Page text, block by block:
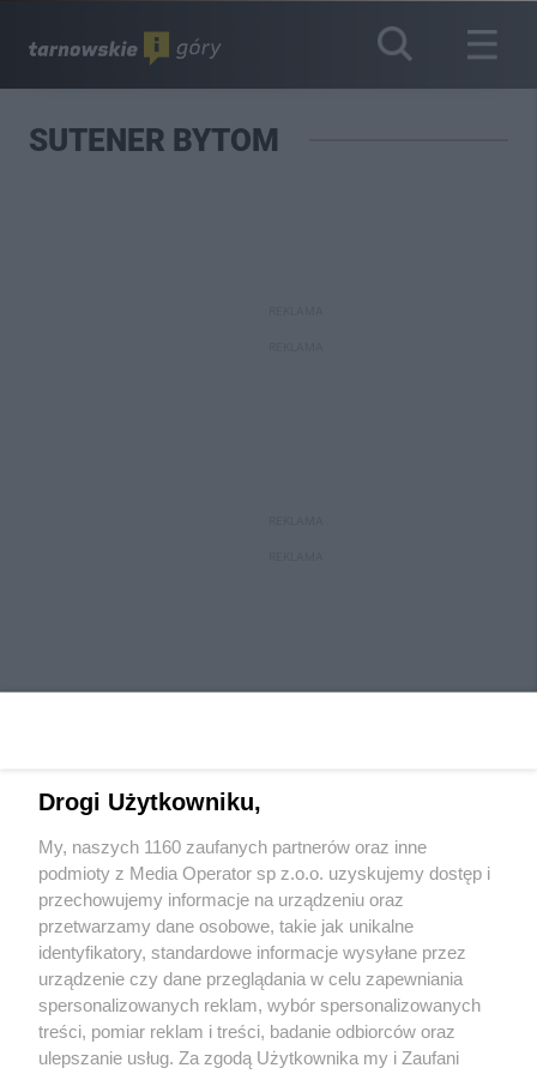
SUTENER BYTOM
Wydawca mediówlokalnych
Nie zapomnij
zapoznać się z:
polityką prywatności regulamin korzystania z portali
Twojemiasto Skontaktuj się z nami
Drogi Użytkowniku,
My, naszych 1160 zaufanych partnerów oraz inne
podmioty z Media Operator sp z.o.o. uzyskujemy dostęp i
przechowujemy informacje na urządzeniu oraz
przetwarzamy dane osobowe, takie jak unikalne
identyfikatory, standardowe informacje wysyłane przez
urządzenie czy dane przeglądania w celu zapewniania
spersonalizowanych reklam, wybór spersonalizowanych
treści, pomiar reklam i treści, badanie odbiorców oraz
ulepszanie usług. Za zgodą Użytkownika my i Zaufani